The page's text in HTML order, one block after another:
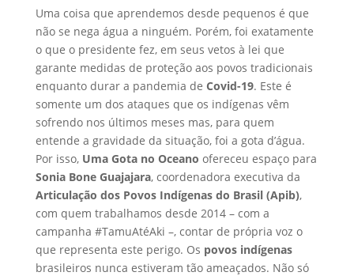
Uma coisa que aprendemos desde pequenos é que
não se nega água a ninguém. Porém, foi exatamente
o que o presidente fez, em seus vetos à lei que
garante medidas de proteção aos povos tradicionais
enquanto durar a pandemia de Covid-19. Este é
somente um dos ataques que os indígenas vêm
sofrendo nos últimos meses mas, para quem
entende a gravidade da situação, foi a gota d’água.
Por isso, Uma Gota no Oceano ofereceu espaço para
Sonia Bone Guajajara, coordenadora executiva da
Articulação dos Povos Indígenas do Brasil (Apib),
com quem trabalhamos desde 2014 – com a
campanha #TamuAtéAki –, contar de própria voz o
que representa este perigo. Os povos indígenas
brasileiros nunca estiveram tão ameaçados. Não só